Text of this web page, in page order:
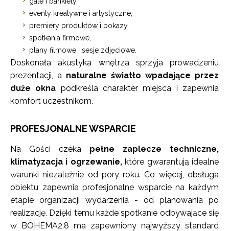
eventy kreatywne i artystyczne,
premiery produktów i pokazy,
spotkania firmowe,
plany filmowe i sesje zdjęciowe.
Doskonała akustyka wnętrza sprzyja prowadzeniu
prezentacji, a naturalne światło wpadające przez
duże okna podkreśla charakter miejsca i zapewnia
komfort uczestnikom.
PROFESJONALNE WSPARCIE
Na Gości czeka pełne zaplecze techniczne,
klimatyzacja i ogrzewanie,które gwarantują idealne
warunki niezależnie od pory roku. Co więcej, obsługa
obiektu zapewnia profesjonalne wsparcie na każdym
etapie organizacji wydarzenia - od planowania po
realizację. Dzięki temu każde spotkanie odbywające się
w BOHEMA2.8 ma zapewniony najwyższy standard